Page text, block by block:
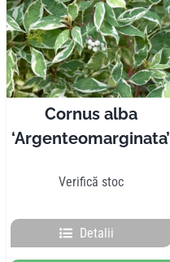
Cornus alba
‘Argenteomarginata’
Verifică stoc
Detalii